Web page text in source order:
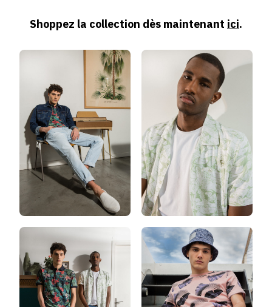
Shoppez la collection dès maintenantici.